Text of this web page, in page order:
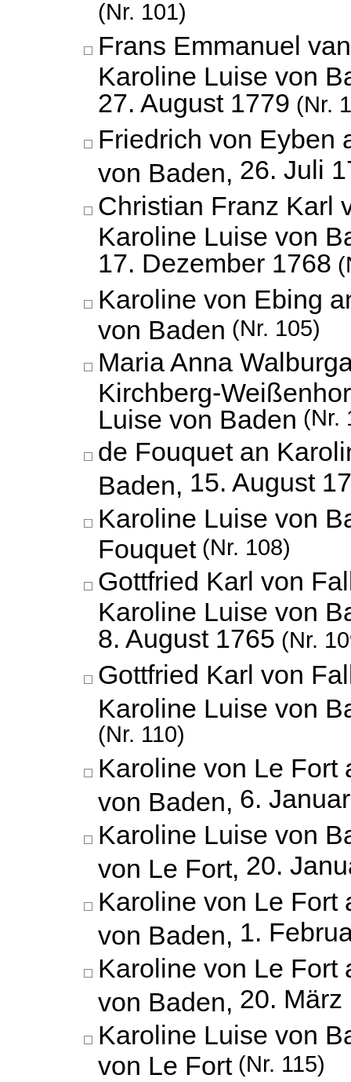
(Nr. 101)
Frans Emmanuel
Karoline Luise von
27. August 1779 (Nr.
Friedrich von Eyben
von Baden, 26. Juli
Christian Franz Karl
Karoline Luise von
17. Dezember 1768
Karoline von Ebing
von Baden (Nr. 105)
Maria Anna
Kirchberg-
Luise von Baden (Nr.
de Fouquet an
Baden, 15. August
Karoline Luise von
Fouquet (Nr. 108)
Gottfried Karl von
Karoline Luise von
8. August 1765 (Nr.
Gottfried Karl von
Karoline Luise von
(Nr. 110)
Karoline von Le Fort
von Baden, 6.
Karoline Luise von
von Le Fort, 20.
Karoline von Le Fort
von Baden, 1.
Karoline von Le Fort
von Baden, 20. März
Karoline Luise von
von Le Fort (Nr. 115)